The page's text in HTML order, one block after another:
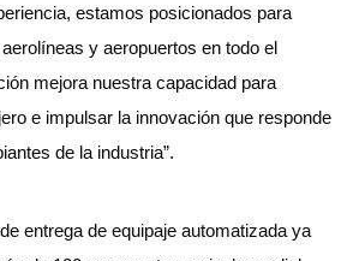
estamos posicionados para
y aeropuertos en todo el
mejora nuestra capacidad para
e impulsar la innovación que responde
de la industria”.
entrega de equipaje automatizada ya